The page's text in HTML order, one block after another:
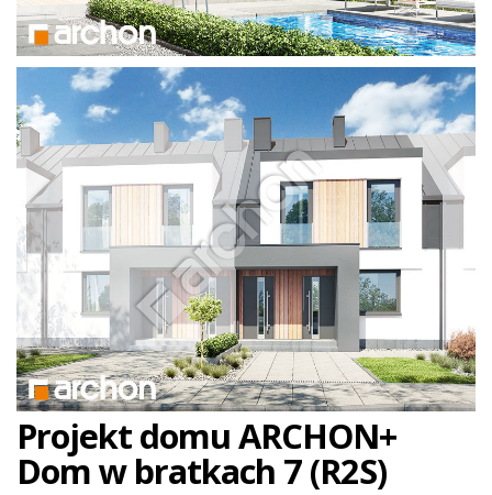
Projekt domu ARCHON+
Dom w bratkach 7 (R2S)